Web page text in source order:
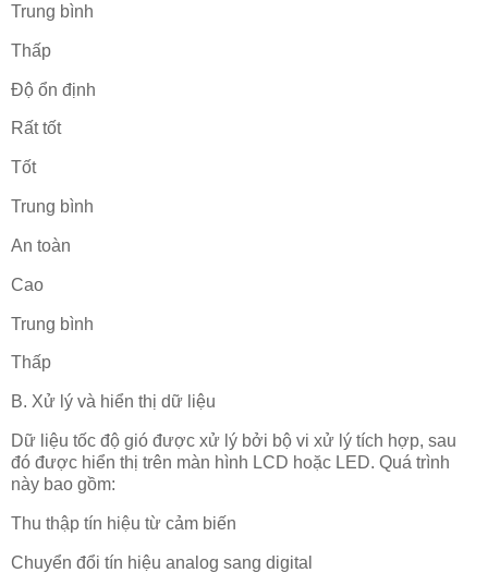
Trung bình
Thấp
Độ ổn định
Rất tốt
Tốt
Trung bình
An toàn
Cao
Trung bình
Thấp
B. Xử lý và hiển thị dữ liệu
Dữ liệu tốc độ gió được xử lý bởi bộ vi xử lý tích hợp, sau
đó được hiển thị trên màn hình LCD hoặc LED. Quá trình
này bao gồm:
Thu thập tín hiệu từ cảm biến
Chuyển đổi tín hiệu analog sang digital